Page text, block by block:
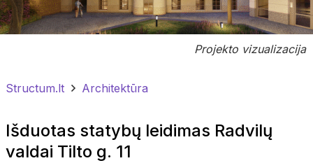
Projekto vizualizacija
Structum.lt Architektūra
Išduotas statybų leidimas Radvilų
valdai Tilto g. 11